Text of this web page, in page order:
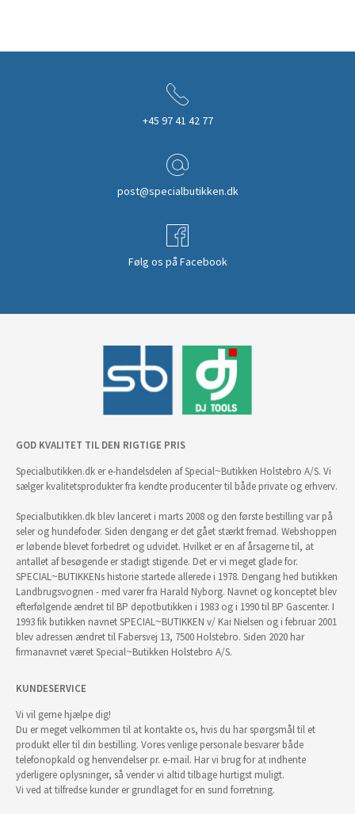
+45 97 41 42 77
post@specialbutikken.dk
Følg os på Facebook
GOD KVALITET TIL DEN RIGTIGE PRIS
Specialbutikken.dk er e-handelsdelen af Special~Butikken Holstebro A/S. Vi
sælger kvalitetsprodukter fra kendte producenter til både private og erhverv.
Specialbutikken.dk blev lanceret i marts 2008 og den første bestilling var på
seler og hundefoder. Siden dengang er det gået stærkt fremad. Webshoppen
er løbende blevet forbedret og udvidet. Hvilket er en af årsagerne til, at
antallet af besøgende er stadigt stigende. Det er vi meget glade for.
SPECIAL~BUTIKKENs historie startede allerede i 1978. Dengang hed butikken
Landbrugsvognen - med varer fra Harald Nyborg. Navnet og konceptet blev
efterfølgende ændret til BP depotbutikken i 1983 og i 1990 til BP Gascenter. I
1993 fik butikken navnet SPECIAL~BUTIKKEN v/ Kai Nielsen og i februar 2001
blev adressen ændret til Fabersvej 13, 7500 Holstebro. Siden 2020 har
firmanavnet været Special~Butikken Holstebro A/S.
KUNDESERVICE
Vi vil gerne hjælpe dig!
Du er meget velkommen til at kontakte os, hvis du har spørgsmål til et
produkt eller til din bestilling. Vores venlige personale besvarer både
telefonopkald og henvendelser pr. e-mail. Har vi brug for at indhente
yderligere oplysninger, så vender vi altid tilbage hurtigst muligt.
Vi ved at tilfredse kunder er grundlaget for en sund forretning.